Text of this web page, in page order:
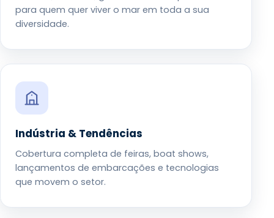
para quem quer viver o mar em toda a sua
diversidade.
Indústria & Tendências
Cobertura completa de feiras, boat shows,
lançamentos de embarcações e tecnologias
que movem o setor.